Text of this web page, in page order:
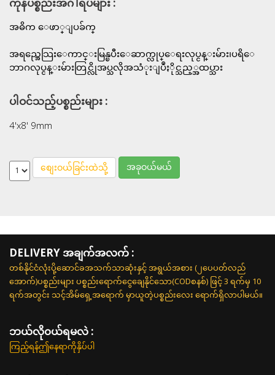
အဓိက ေဖာ္ျပခ်က္
အရည္အေသြးေကာင္းမြန္ၿပီးေဆာက္လုပ္ေရးလုပ္ငန္းမ်ား၊ပရိေ
ဘာဂလုပ္ငန္းမ်ားတြင္လိုအပ္သလိုအသံုးျပဳႏိုင္သည့္အထပ္သား
ပါဝင်သည့်ပစ္စည်းများ :
4'x8' 9mm
စျေးဝယ်ခြင်းထဲသို့ အခုဝယ်မယ်
DELIVERY အချက်အလက် :
တစ်နိုင်ငံလုံးပို့ဆောင်ခအသက်သာဆုံးနှင့် အရွယ်အစား (၂ပေပတ်လည်
အောက်)ပစ္စည်းများ ပစ္စည်းရောက်ငွေချေနိုင်သော(CODစနစ်) ဖြင့် 3 ရက်မှ 10
ရက်အတွင်း သင့်အိမ်ရှေ့အရောက် မှာယူတဲ့ပစ္စည်းလေး ရောက်ရှိလာပါမယ်။
ဘယ်လို၀ယ်ရမလဲ :
ကြည့်ရန်ဤနေရာကိုနှိပ်ပါ